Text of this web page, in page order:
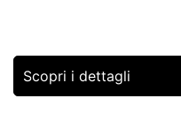
Scopri i dettagli